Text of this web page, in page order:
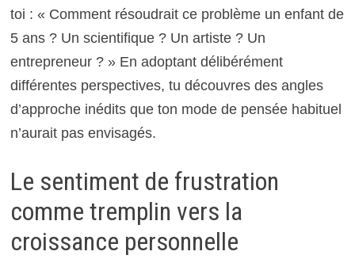
toi : « Comment résoudrait ce problème un enfant de
5 ans ? Un scientifique ? Un artiste ? Un
entrepreneur ? » En adoptant délibérément
différentes perspectives, tu découvres des angles
d’approche inédits que ton mode de pensée habituel
n’aurait pas envisagés.
Le sentiment de frustration
comme tremplin vers la
croissance personnelle